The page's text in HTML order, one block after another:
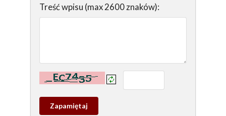
Treść wpisu (max 2600 znaków):
Kontrola - wprowadź tekst z obrazka:
Zapamietaj